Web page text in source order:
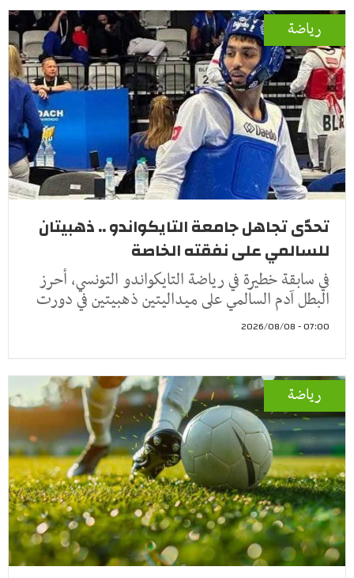
رياضة
تحدّى تجاهل جامعة التايكواندو .. ذهبيتان
للسالمي على نفقته الخاصة
في سابقة خطيرة في رياضة التايكواندو التونسي، أحرز
البطل آدم السالمي على ميداليتين ذهبيتين في دورت
07:00 - 2026/08/08
رياضة